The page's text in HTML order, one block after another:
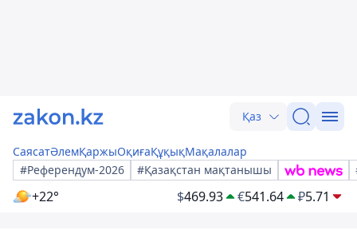
Қаз
СаясатӘлемҚаржыОқиғаҚұқықМақалалар
#Референдум-2026
#Қазақстан мақтанышы
+22° $469.93 €541.64 ₽5.71